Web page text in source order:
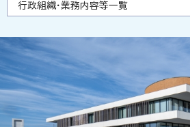
行政組織・業務内容等一覧